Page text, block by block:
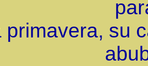
primavera, su